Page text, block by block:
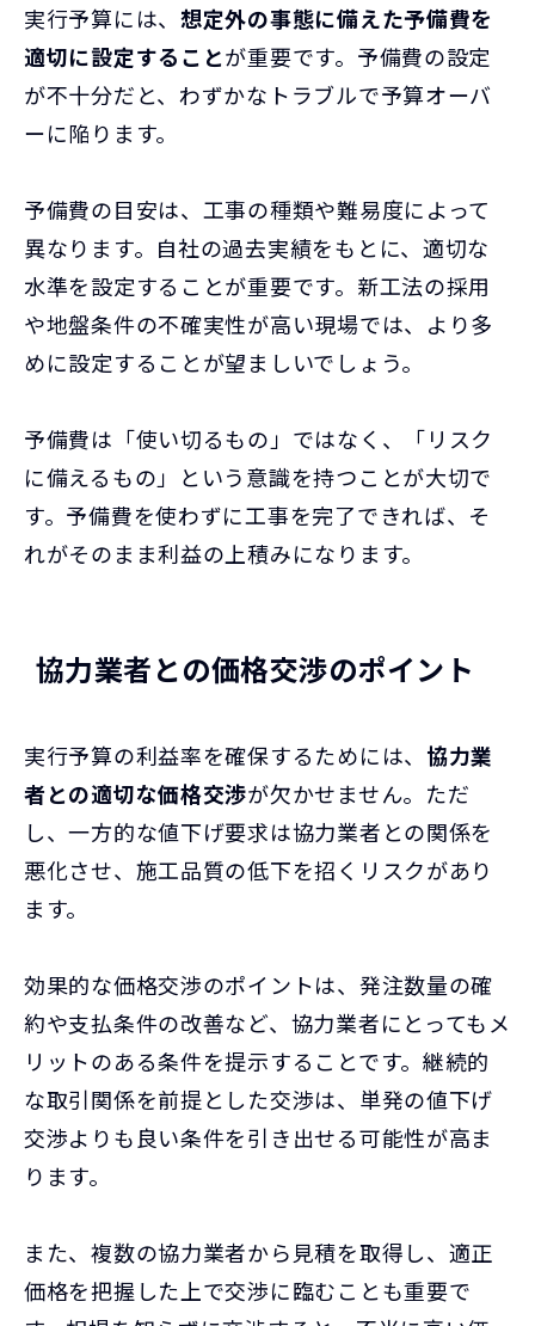
実行予算には、想定外の事態に備えた予備費を
適切に設定することが重要です。予備費の設定
が不十分だと、わずかなトラブルで予算オーバ
ーに陥ります。
予備費の目安は、工事の種類や難易度によって
異なります。自社の過去実績をもとに、適切な
水準を設定することが重要です。新工法の採用
や地盤条件の不確実性が高い現場では、より多
めに設定することが望ましいでしょう。
予備費は「使い切るもの」ではなく、「リスク
に備えるもの」という意識を持つことが大切で
す。予備費を使わずに工事を完了できれば、そ
れがそのまま利益の上積みになります。
協力業者との価格交渉のポイント
実行予算の利益率を確保するためには、 協力業
者との適切な価格交渉が欠かせません。ただ
し、一方的な値下げ要求は協力業者との関係を
悪化させ、施工品質の低下を招くリスクがあり
ます。
効果的な価格交渉のポイントは、発注数量の確
約や支払条件の改善など、協力業者にとってもメ
リットのある条件を提示することです。継続的
な取引関係を前提とした交渉は、単発の値下げ
交渉よりも良い条件を引き出せる可能性が高ま
ります。
また、複数の協力業者から見積を取得し、適正
価格を把握した上で交渉に臨むことも重要で